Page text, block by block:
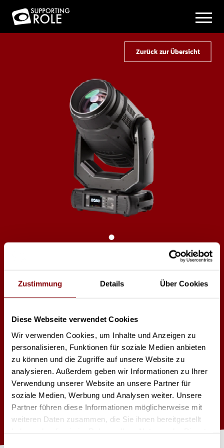
Zustimmung Details Über Cookies
Diese Webseite verwendet Cookies
Wir verwenden Cookies, um Inhalte und Anzeigen zu
personalisieren, Funktionen für soziale Medien anbieten
zu können und die Zugriffe auf unsere Website zu
analysieren. Außerdem geben wir Informationen zu Ihrer
Verwendung unserer Website an unsere Partner für
soziale Medien, Werbung und Analysen weiter. Unsere
Partner führen diese Informationen möglicherweise mit
weiteren Daten zusammen, die Sie ihnen bereitgestellt
Einwilligungsauswahl
Zurück zur Übersicht
Robe MegaPointe
470W HRI Osram
Leistungsaufnahme 670W
Zoombereich Beam Mode 1,8-21°
Zoombereich Spot Mode 3-42°
YMC Farbmischsystem
Farbrad mit 13 Slots
fixe Goboebene mit 14 Slots
rotierende Goboebene mit 9 Slots
rot. Prisma
Gewicht 22kg